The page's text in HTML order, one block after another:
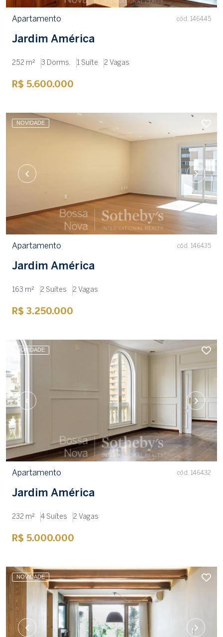
Apartamento cód. 146445
Jardim América
252 m² 3 Dorms. 1 Suíte 2 Vagas
R$ 5.600.000
NOVIDADE
Apartamento cód. 146435
Jardim América
163 m² 2 Suítes 2 Vagas
R$ 3.250.000
NOVIDADE
Apartamento cód. 146432
Jardim América
232 m² 4 Suítes 2 Vagas
R$ 5.000.000
NOVIDADE